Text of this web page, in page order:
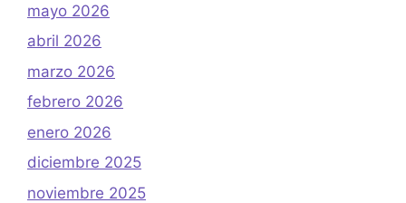
mayo 2026
abril 2026
marzo 2026
febrero 2026
enero 2026
diciembre 2025
noviembre 2025